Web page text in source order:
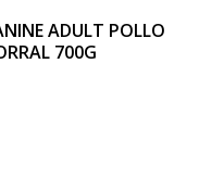
ADULT POLLO
700G